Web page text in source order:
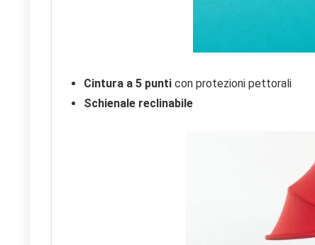
Cintura a 5 punti con protezioni pettorali
Schienale reclinabile